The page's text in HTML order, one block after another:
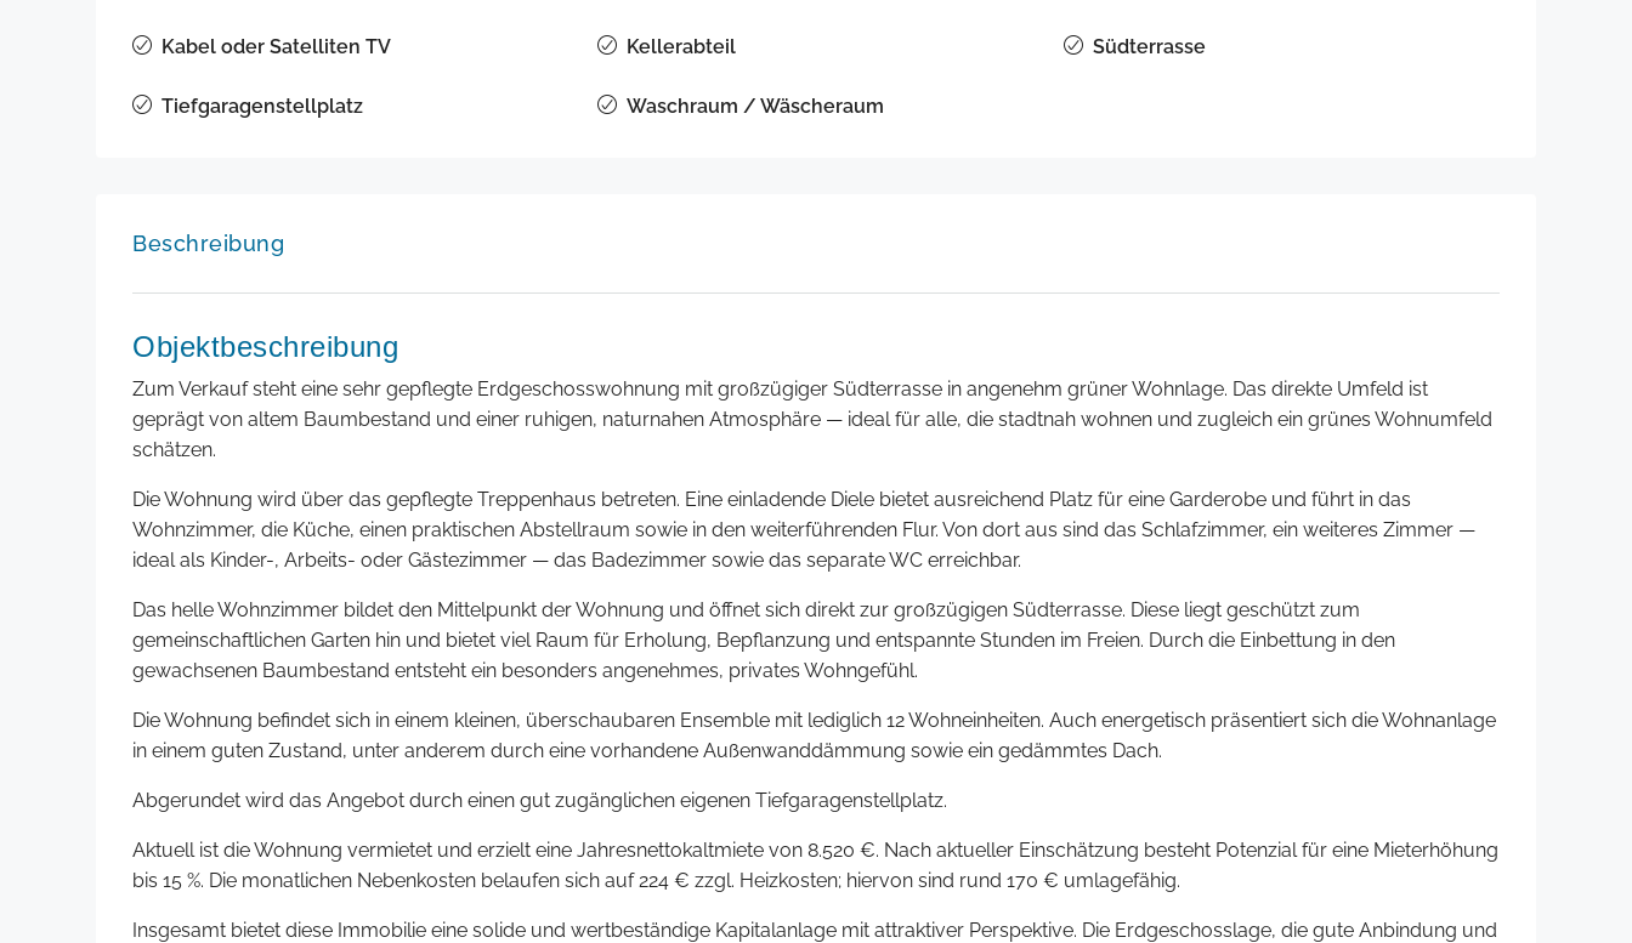
Kabel oder Satelliten TV Kellerabteil Südterrasse
Tiefgaragenstellplatz Waschraum / Wäscheraum
Beschreibung
Objektbeschreibung
Zum Verkauf steht eine sehr gepflegte Erdgeschosswohnung mit großzügiger Südterrasse in angenehm grüner Wohnlage. Das direkte Umfeld ist
geprägt von altem Baumbestand und einer ruhigen, naturnahen Atmosphäre — ideal für alle, die stadtnah wohnen und zugleich ein grünes Wohnumfeld
schätzen.
Die Wohnung wird über das gepflegte Treppenhaus betreten. Eine einladende Diele bietet ausreichend Platz für eine Garderobe und führt in das
Wohnzimmer, die Küche, einen praktischen Abstellraum sowie in den weiterführenden Flur. Von dort aus sind das Schlafzimmer, ein weiteres Zimmer —
ideal als Kinder-, Arbeits- oder Gästezimmer — das Badezimmer sowie das separate WC erreichbar.
Das helle Wohnzimmer bildet den Mittelpunkt der Wohnung und öffnet sich direkt zur großzügigen Südterrasse. Diese liegt geschützt zum
gemeinschaftlichen Garten hin und bietet viel Raum für Erholung, Bepflanzung und entspannte Stunden im Freien. Durch die Einbettung in den
gewachsenen Baumbestand entsteht ein besonders angenehmes, privates Wohngefühl.
Die Wohnung befindet sich in einem kleinen, überschaubaren Ensemble mit lediglich 12 Wohneinheiten. Auch energetisch präsentiert sich die Wohnanlage
in einem guten Zustand, unter anderem durch eine vorhandene Außenwanddämmung sowie ein gedämmtes Dach.
Abgerundet wird das Angebot durch einen gut zugänglichen eigenen Tiefgaragenstellplatz.
Aktuell ist die Wohnung vermietet und erzielt eine Jahresnettokaltmiete von 8.520 €. Nach aktueller Einschätzung besteht Potenzial für eine Mieterhöhung
bis 15 %. Die monatlichen Nebenkosten belaufen sich auf 224 € zzgl. Heizkosten; hiervon sind rund 170 € umlagefähig.
Insgesamt bietet diese Immobilie eine solide und wertbeständige Kapitalanlage mit attraktiver Perspektive. Die Erdgeschosslage, die gute Anbindung und